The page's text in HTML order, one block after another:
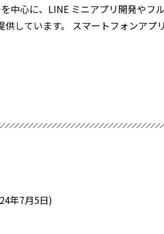
心に、LINE ミニアプリ開発やフ
しています。 スマートフォンアプ
年7月5日)